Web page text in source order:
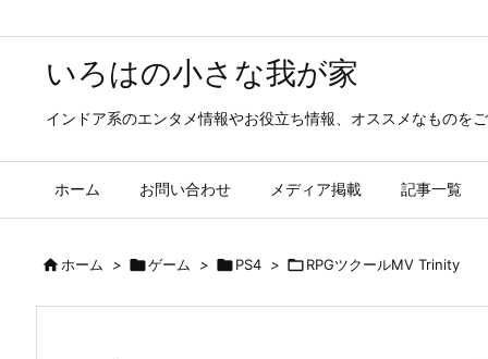
いろはの小さな我が家
インドア系のエンタメ情報やお役立ち情報、オススメなものを
ホーム お問い合わせ メディア掲載 記事一覧
ホーム > ゲーム > PS4 > RPGツクールMV Trinity